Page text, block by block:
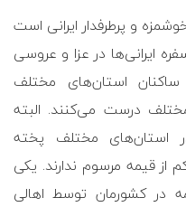
و پرطرفدار ایرانی است
ایرانی‌ها در عزا و عروسی‌
استان‌های مختلف
درست می‌کنند. البته
استان‌های مختلف پخته
قیمه مرسوم ندارند. یکی
در کشورمان توسط اهالی